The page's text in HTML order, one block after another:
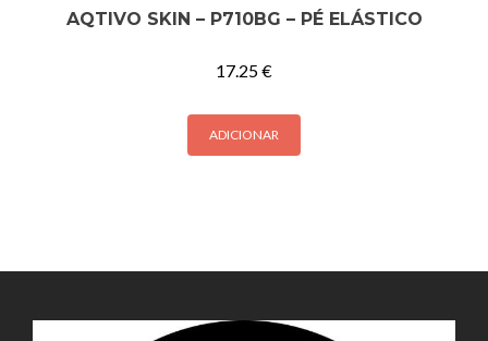
AQTIVO SKIN – P710BG – PÉ ELÁSTICO
17.25€
ADICIONAR